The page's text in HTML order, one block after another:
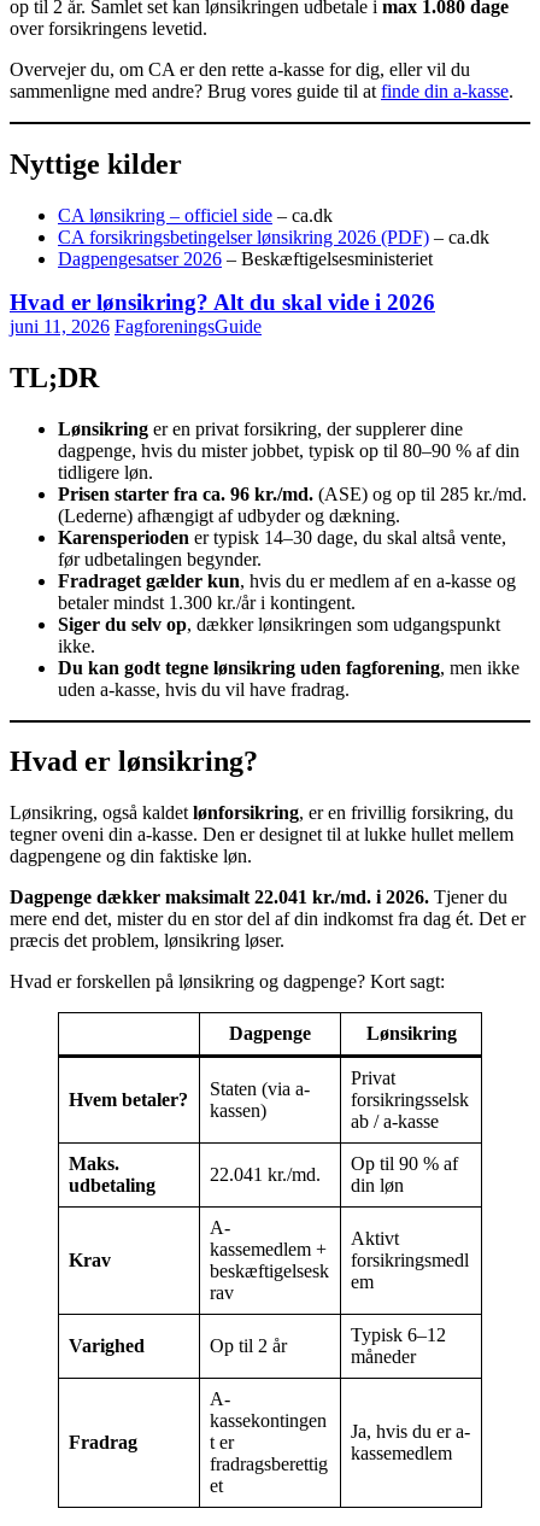
op til 2 år. Samlet set kan lønsikringen udbetale i max 1.080 dage
over forsikringens levetid.
Overvejer du, om CA er den rette a-kasse for dig, eller vil du
sammenligne med andre? Brug vores guide til at finde din a-kasse.
Nyttige kilder
CA lønsikring – officiel side – ca.dk
CA forsikringsbetingelser lønsikring 2026 (PDF) – ca.dk
Dagpengesatser 2026 – Beskæftigelsesministeriet
Hvad er lønsikring? Alt du skal vide i 2026
juni 11, 2026 FagforeningsGuide
TL;DR
Lønsikring er en privat forsikring, der supplerer dine
dagpenge, hvis du mister jobbet, typisk op til 80–90 % af din
tidligere løn.
Prisen starter fra ca. 96 kr./md. (ASE) og op til 285 kr./md.
(Lederne) afhængigt af udbyder og dækning.
Karensperioden er typisk 14–30 dage, du skal altså vente,
før udbetalingen begynder.
Fradraget gælder kun, hvis du er medlem af en a-kasse og
betaler mindst 1.300 kr./år i kontingent.
Siger du selv op, dækker lønsikringen som udgangspunkt
ikke.
Du kan godt tegne lønsikring uden fagforening, men ikke
uden a-kasse, hvis du vil have fradrag.
Hvad er lønsikring?
Lønsikring, også kaldet lønforsikring, er en frivillig forsikring, du
tegner oveni din a-kasse. Den er designet til at lukke hullet mellem
dagpengene og din faktiske løn.
Dagpenge dækker maksimalt 22.041 kr./md. i 2026. Tjener du
mere end det, mister du en stor del af din indkomst fra dag ét. Det er
præcis det problem, lønsikring løser.
Hvad er forskellen på lønsikring og dagpenge? Kort sagt:
Dagpenge Lønsikring
Hvem betaler?
Staten (via a-
kassen)
Privat
forsikringsselsk
ab / a-kasse
Maks.
udbetaling
22.041 kr./md.
Op til 90 % af
din løn
Krav
A-
kassemedlem +
beskæftigelsesk
rav
Aktivt
forsikringsmedl
em
Varighed Op til 2 år
Typisk 6–12
måneder
Fradrag
A-
kassekontingen
t er
fradragsberettig
et
Ja, hvis du er a-
kassemedlem